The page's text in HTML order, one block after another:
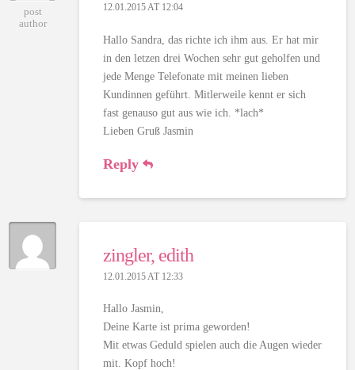
post
author
12.01.2015 AT 12:04
Hallo Sandra, das richte ich ihm aus. Er hat mir
in den letzen drei Wochen sehr gut geholfen und
jede Menge Telefonate mit meinen lieben
Kundinnen geführt. Mitlerweile kennt er sich
fast genauso gut aus wie ich. *lach*
Lieben Gruß Jasmin
Reply
zingler, edith
12.01.2015 AT 12:33
Hallo Jasmin,
Deine Karte ist prima geworden!
Mit etwas Geduld spielen auch die Augen wieder
mit. Kopf hoch!